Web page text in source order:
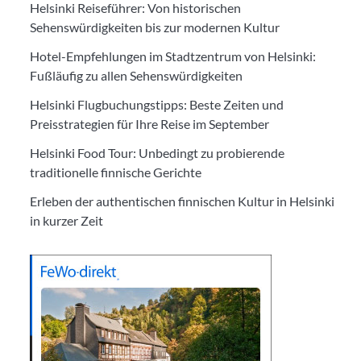
Helsinki Reiseführer: Von historischen
Sehenswürdigkeiten bis zur modernen Kultur
Hotel-Empfehlungen im Stadtzentrum von Helsinki:
Fußläufig zu allen Sehenswürdigkeiten
Helsinki Flugbuchungstipps: Beste Zeiten und
Preisstrategien für Ihre Reise im September
Helsinki Food Tour: Unbedingt zu probierende
traditionelle finnische Gerichte
Erleben der authentischen finnischen Kultur in Helsinki
in kurzer Zeit